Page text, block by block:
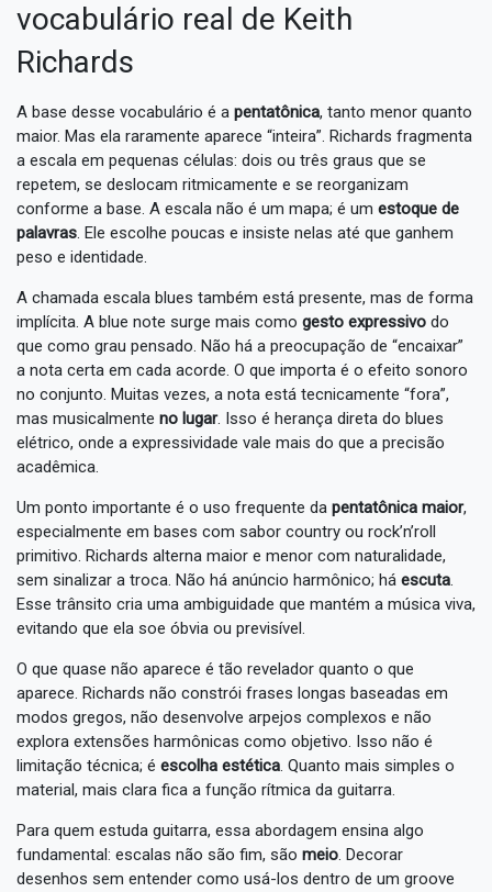
vocabulário real de Keith
Richards
A base desse vocabulário é a pentatônica, tanto menor quanto
maior. Mas ela raramente aparece “inteira”. Richards fragmenta
a escala em pequenas células: dois ou três graus que se
repetem, se deslocam ritmicamente e se reorganizam
conforme a base. A escala não é um mapa; é um estoque de
palavras. Ele escolhe poucas e insiste nelas até que ganhem
peso e identidade.
A chamada escala blues também está presente, mas de forma
implícita. A blue note surge mais como gesto expressivo do
que como grau pensado. Não há a preocupação de “encaixar”
a nota certa em cada acorde. O que importa é o efeito sonoro
no conjunto. Muitas vezes, a nota está tecnicamente “fora”,
mas musicalmente no lugar. Isso é herança direta do blues
elétrico, onde a expressividade vale mais do que a precisão
acadêmica.
Um ponto importante é o uso frequente da pentatônica maior,
especialmente em bases com sabor country ou rock’n’roll
primitivo. Richards alterna maior e menor com naturalidade,
sem sinalizar a troca. Não há anúncio harmônico; há escuta.
Esse trânsito cria uma ambiguidade que mantém a música viva,
evitando que ela soe óbvia ou previsível.
O que quase não aparece é tão revelador quanto o que
aparece. Richards não constrói frases longas baseadas em
modos gregos, não desenvolve arpejos complexos e não
explora extensões harmônicas como objetivo. Isso não é
limitação técnica; é escolha estética. Quanto mais simples o
material, mais clara fica a função rítmica da guitarra.
Para quem estuda guitarra, essa abordagem ensina algo
fundamental: escalas não são fim, são meio. Decorar
desenhos sem entender como usá-los dentro de um groove